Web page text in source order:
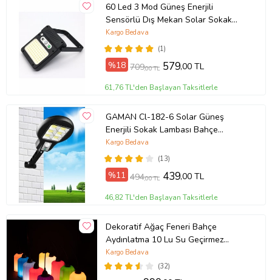
60 Led 3 Mod Güneş Enerjili
Sensörlü Dış Mekan Solar Sokak
Bahçe
(1)
Kargo Bedava
%18 709,00 TL 579,00 TL
61,76 TL'den Başlayan Taksitlerle
GAMAN Cl-182-6 Solar Güneş
Enerjili Sokak Lambası Bahçe
Armatürü Aydınlatması 3 Modlu
29cm
(13)
Kargo Bedava
%11 494,00 TL 439,00 TL
46,82 TL'den Başlayan Taksitlerle
Dekoratif Ağaç Feneri Bahçe
Aydınlatma 10 Lu Su Geçirmez
1.sınıf Malzeme
(32)
Kargo Bedava